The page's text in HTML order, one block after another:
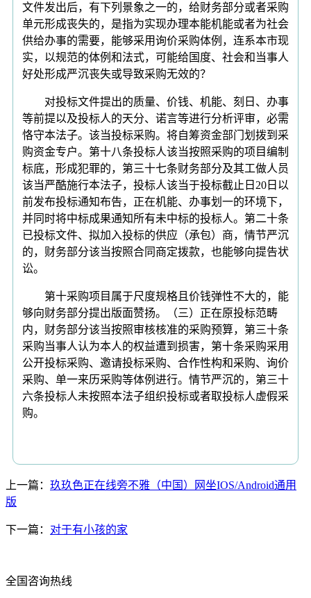
文件发出后，有下列景象之一的，给财务部分或者采购
单元形成丧失的，是指为实现办理本能机能或者为社会
供给办事的需要，能够采用询价采购体例，连系本市现
实，以规范的体例和法式，可能给国度、社会和当事人
好处形成严沉丧失或导致采购无效的？
对投标文件提出的质量、价钱、机能、刻日、办事
等前提以及投标人的天分、诺言等进行分析评审，必需
恪守本法子。该当投标采购。将自筹资金部门划拨到采
购资金专户。第十八条投标人该当按照采购的项目编制
标底，形成犯罪的，第三十七条财务部分及其工做人员
该当严酷施行本法子，投标人该当于投标截止日20日以
前发布投标通知布告，正在机能、办事划一的环境下，
并同时将中标成果通知所有未中标的投标人。第二十条
已投标文件、拟加入投标的供应（承包）商，情节严沉
的，财务部分该当按照合同商定拨款，也能够向提告状
讼。
第十采购项目属于尺度规格且价钱弹性不大的，能
够向财务部分提出版面赞扬。（三）正在原投标范畴
内，财务部分该当按照审核核准的采购预算，第三十条
采购当事人认为本人的权益遭到损害，第十条采购采用
公开投标采购、邀请投标采购、合作性构和采购、询价
采购、单一来历采购等体例进行。情节严沉的，第三十
六条投标人未按照本法子组织投标或者取投标人虚假采
购。
上一篇： 玖玖色正在线旁不雅（中国）网坐IOS/Android通用
版
下一篇： 对于有小孩的家
全国咨询热线